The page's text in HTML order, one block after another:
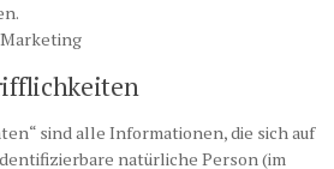
sind alle Informationen, die sich auf
natürliche Person (im